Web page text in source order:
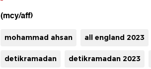
(mcy/aff)
mohammad ahsan all england 2023
detikramadan detikramadan 2023